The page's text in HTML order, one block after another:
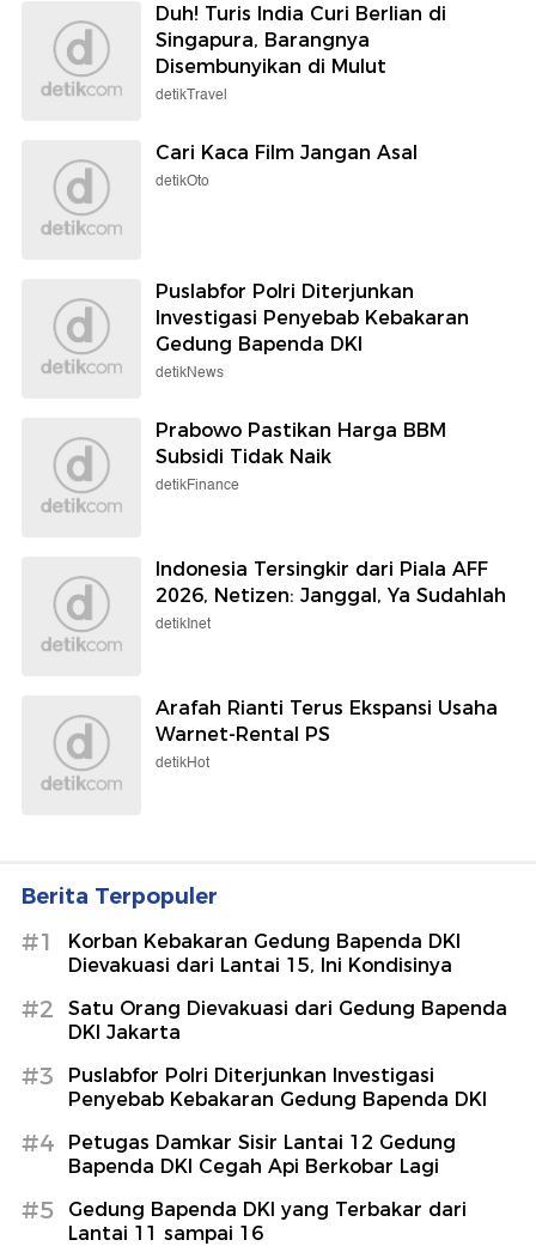
Duh! Turis India Curi Berlian di
Singapura, Barangnya
Disembunyikan di Mulut
detikTravel
Cari Kaca Film Jangan Asal
detikOto
Puslabfor Polri Diterjunkan
Investigasi Penyebab Kebakaran
Gedung Bapenda DKI
detikNews
Prabowo Pastikan Harga BBM
Subsidi Tidak Naik
detikFinance
Indonesia Tersingkir dari Piala AFF
2026, Netizen: Janggal, Ya Sudahlah
detikInet
Arafah Rianti Terus Ekspansi Usaha
Warnet-Rental PS
detikHot
Berita Terpopuler
#1
Korban Kebakaran Gedung Bapenda DKI
Dievakuasi dari Lantai 15, Ini Kondisinya
#2
Satu Orang Dievakuasi dari Gedung Bapenda
DKI Jakarta
#3
Puslabfor Polri Diterjunkan Investigasi
Penyebab Kebakaran Gedung Bapenda DKI
#4
Petugas Damkar Sisir Lantai 12 Gedung
Bapenda DKI Cegah Api Berkobar Lagi
#5
Gedung Bapenda DKI yang Terbakar dari
Lantai 11 sampai 16